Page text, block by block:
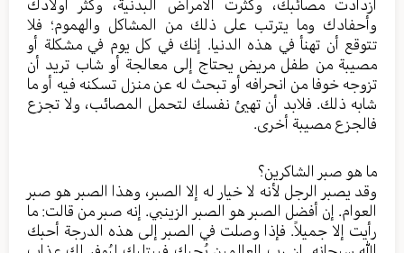
ازدادت مصائبك، وكثرت الأمراض البدنية، وكثر أولادك
وأحفادك وما يترتب على ذلك من المشاكل والهموم؛ فلا
تتوقع أن تهنأ في هذه الدنيا. إنك في كل يوم في مشكلة أو
مصيبة من طفل مريض يحتاج إلى معالجة أو شاب تريد أن
تزوجه خوفا من انحرافه أو تبحث له عن منزل تسكنه فيه أو ما
شابه ذلك. فلابد أن تهيئ نفسك لتحمل المصائب، ولا تجزع
فالجزع مصيبة أخرى.
ما هو صبر الشاكرين؟
وقد يصبر الرجل لأنه لا خيار له إلا الصبر، وهذا الصبر هو صبر
العوام. إن أفضل الصبر هو الصبر الزينبي. إنه صبر من قالت: ما
رأيت إلا جميلاً. فإذا وصلت في الصبر إلى هذه الدرجة أحبك